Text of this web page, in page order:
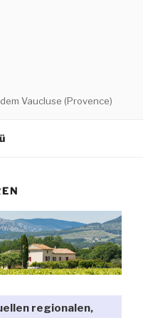
Vaucluse (Provence)
regionalen,